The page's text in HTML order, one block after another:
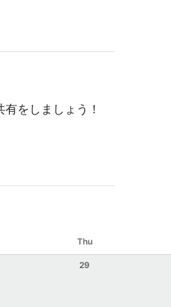
をしましょう！
Thu
29